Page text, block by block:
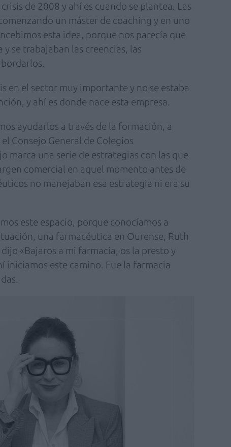
de 2008 y ahí es cuando se plantea. Las
un máster de coaching y en uno
esta idea, porque nos parecía que
se trabajaban las creencias, las
en el sector muy importante y no se estaba
y ahí es donde nace esta empresa.
ayudarlos a través de la formación, a
Consejo General de Colegios
marca una serie de estrategias con las que
comercial en aquel momento antes de
no manejaban esa estrategia ni era su
este espacio, porque conocíamos a
una farmacéutica en Ourense, Ruth
«Bajaros a mi farmacia, os la presto y
iniciamos este camino. Fue la farmacia